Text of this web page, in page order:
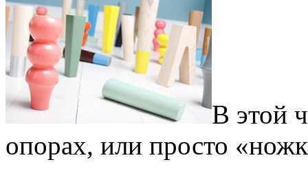
В этой
опорах, или просто